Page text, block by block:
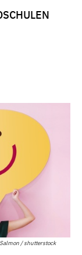
/ shutterstock